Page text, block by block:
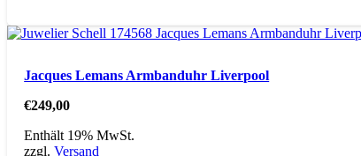
Jacques Lemans Armbanduhr Liverpool
€249,00
Enthält 19% MwSt.
zzgl.Versand